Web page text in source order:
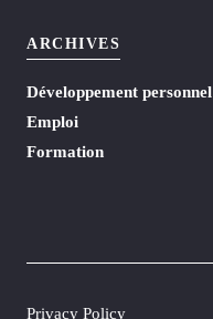
ARCHIVES
Développement personnel
Emploi
Formation
Privacy Policy